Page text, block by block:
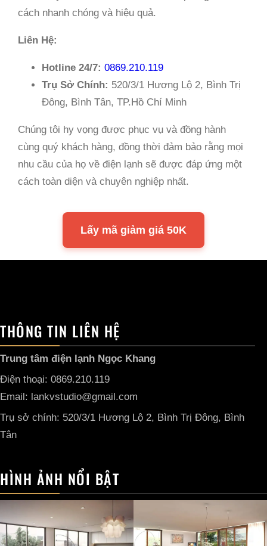
cách nhanh chóng và hiệu quả.
Liên Hệ:
Hotline 24/7: 0869.210.119
Trụ Sở Chính: 520/3/1 Hương Lộ 2, Bình Trị
Đông, Bình Tân, TP.Hồ Chí Minh
Chúng tôi hy vọng được phục vụ và đồng hành
cùng quý khách hàng, đồng thời đảm bảo rằng mọi
nhu cầu của họ về điện lạnh sẽ được đáp ứng một
cách toàn diện và chuyên nghiệp nhất.
Lấy mã giảm giá 50K
THÔNG TIN LIÊN HỆ
Trung tâm điện lạnh Ngọc Khang
Điện thoại: 0869.210.119
Email: lankvstudio@gmail.com
Trụ sở chính: 520/3/1 Hương Lộ 2, Bình Trị Đông, Bình
Tân
HÌNH ẢNH NỔI BẬT